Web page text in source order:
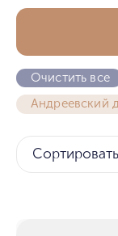
Очистить все
Андреевский
Сортировать